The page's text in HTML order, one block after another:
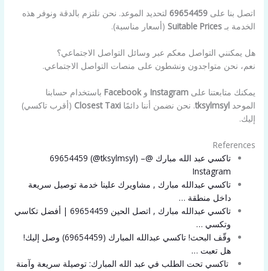
اتصل بنا على69654459 لتحديد الموعد. نحن نلتزم بالدقة ونوفر هذه
الخدمة بـSuitable Prices (أسعار مناسبة).
هل يمكنني التواصل معكم عبر وسائل التواصل الاجتماعي؟
نعم، نحن متواجدون ونشطون على منصات التواصل الاجتماعي.
يمكنك متابعتنا علىInstagram وFacebook باستخدام حسابنا
الموحدtksylmsyl. نحن نضمن أننا دائمًاClosest Taxi (أقرب تاكسي)
إليك.
References
تاكسي عبد الله مبارك @69654459‎ (@tksylmsyl) –
Instagram
تاكسي عبدالله مبارك , مشاويرك علينا خدمة توصيل سريعة
داخل منطقة …
تاكسي عبدالله مبارك , اتصل الحين 69654459 | أفضل تكاسي
وتكسي …
وقّف البحث! تاكسي عبدالله المبارك (69654459) وصل إليك! ​
هل تعبت …
​ تاكسي تحت الطلب في عبد الله المبارك: توصيلة سريعة وآمنة